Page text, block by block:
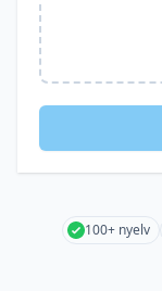
100+ nyelv